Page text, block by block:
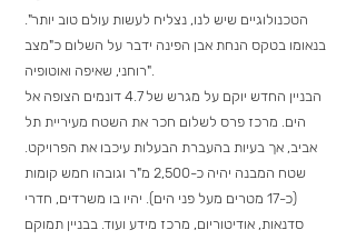
הטכנולוגיים שיש לנו, נצליח לעשות עולם טוב יותר".
בנאומו בטקס הנחת אבן הפינה ידבר על השלום כ"מצב
רוחני, שאיפה ואוטופיה".
הבניין החדש יוקם על מגרש של 4.7 דונמים הצופה אל
הים. מרכז פרס לשלום חכר את השטח מעיריית תל
אביב, אך בעיות בהעברת הבעלות עיכבו את הפרויקט.
שטח המבנה יהיה כ-2,500 מ"ר וגובהו חמש קומות
(כ-17 מטרים מעל פני הים). יהיו בו משרדים, חדרי
סדנאות, אודיטוריום, מרכז מידע ועוד. בבניין תמוקם